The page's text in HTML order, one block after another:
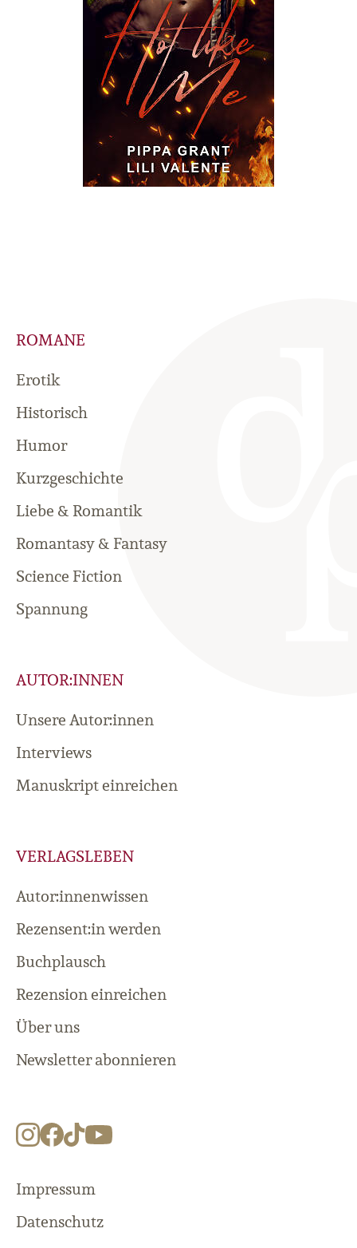
ROMANE
Erotik
Historisch
Humor
Kurzgeschichte
Liebe & Romantik
Romantasy & Fantasy
Science Fiction
Spannung
AUTOR:INNEN
Unsere Autor:innen
Interviews
Manuskript einreichen
VERLAGSLEBEN
Autor:innenwissen
Rezensent:in werden
Buchplausch
Rezension einreichen
Über uns
Newsletter abonnieren
Impressum
Datenschutz